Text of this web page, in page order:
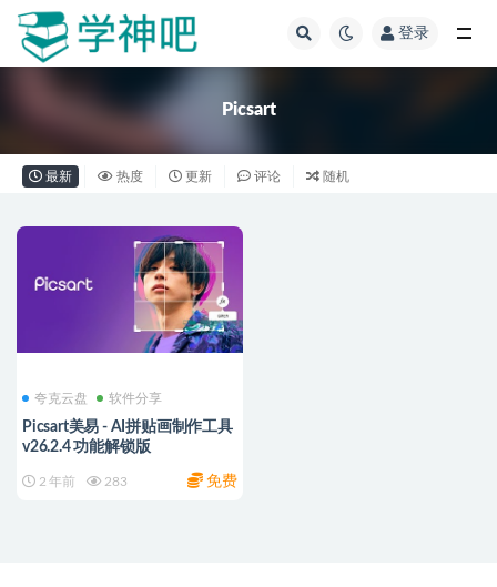
登录
Picsart
最新 热度 更新 评论 随机
夸克云盘 软件分享
Picsart美易 - AI拼贴画制作工具
v26.2.4 功能解锁版
2 年前 283 免费